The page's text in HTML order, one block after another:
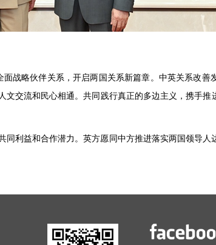
战略伙伴关系，开启两国关系新篇章。中英关系改
交流和民心相通。共同践行真正的多边主义，携手
利益和合作潜力。英方愿同中方推进落实两国领导人